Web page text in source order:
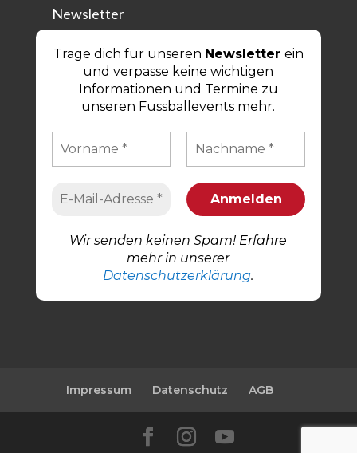
Newsletter
Trage dich für unseren Newsletter ein
und verpasse keine wichtigen
Informationen und Termine zu
unseren Fussballevents mehr.
Wir senden keinen Spam! Erfahre
mehr in unserer
Datenschutzerklärung.
Impressum Datenschutz AGB